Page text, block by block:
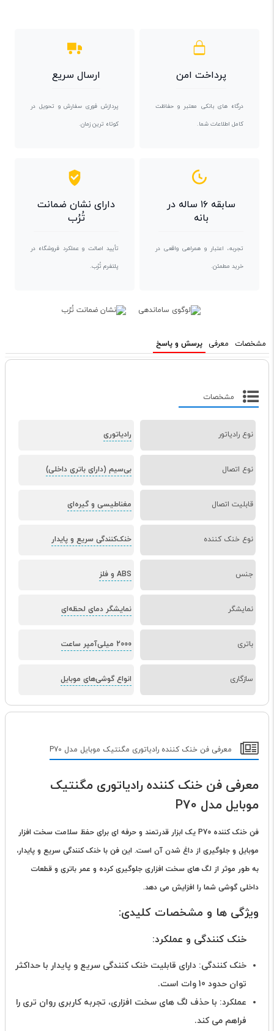
پرداخت امن
درگاه های بانکی معتبر و حفاظت
کامل اطلاعات شما.
ارسال سریع
پردازش فوری سفارش و تحویل در
کوتاه ترین زمان.
سابقه ۱۶ ساله در
بانه
تجربه، اعتبار و همراهی واقعی در
خرید مطمئن.
دارای نشان ضمانت
تُرُب
تأیید اصالت و عملکرد فروشگاه در
پلتفرم تُرُب.
مشخصات معرفی پرسش و پاسخ
مشخصات
نوع رادیاتور رادیاتوری
نوع اتصال بی‌سیم (دارای باتری داخلی)
قابلیت اتصال مغناطیسی و گیره‌ای
نوع خنک کننده خنک‌کنندگی سریع و پایدار
جنس ABS و فلز
نمایشگر نمایشگر دمای لحظه‌ای
باتری 2000 میلی‌آمپر ساعت
سازگاری انواع گوشی‌های موبایل
معرفی فن خنک کننده رادیاتوری مگنتیک موبایل مدل P70
معرفی فن خنک کننده رادیاتوری مگنتیک
موبایل مدل P70
فن خنک کننده P70 یک ابزار قدرتمند و حرفه ای برای حفظ سلامت سخت افزار
موبایل و جلوگیری از داغ شدن آن است. این فن با خنک کنندگی سریع و پایدار،
به طور موثر از لگ های سخت افزاری جلوگیری کرده و عمر باتری و قطعات
داخلی گوشی شما را افزایش می دهد.
ویژگی ها و مشخصات کلیدی:
خنک کنندگی و عملکرد:
خنک کنندگی: دارای قابلیت خنک کنندگی سریع و پایدار با حداکثر
توان حدود 10 وات است.
عملکرد: با حذف لگ های سخت افزاری، تجربه کاربری روان تری را
فراهم می کند.